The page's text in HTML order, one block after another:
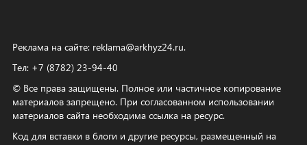
Реклама на сайте: reklama@arkhyz24.ru.
Тел: +7 (8782) 23‑94‑40
© Все права защищены. Полное или частичное копирование
материалов запрещено. При согласованном использовании
материалов сайта необходима ссылка на ресурс.
Код для вставки в блоги и другие ресурсы, размещенный на